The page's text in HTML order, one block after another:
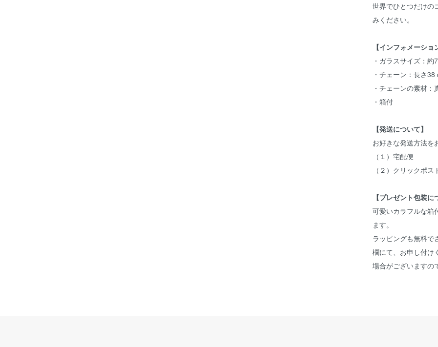
世界でひとつだけの
みください。
【インフォメーショ
・ガラスサイズ：約
・チェーン：長さ
・チェーンの素材
・箱付
【発送について】
お好きな発送方法を
（１）宅配便
（２）クリックポス
【プレゼント包装に
可愛いカラフルな箱
ます。
ラッピングも無料で
欄にて、お申し付け
場合がございますの